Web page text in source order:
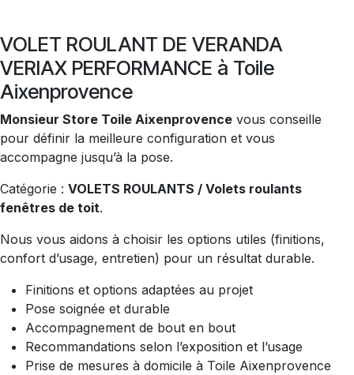
VOLET ROULANT DE VERANDA
VERIAX PERFORMANCE à Toile
Aixenprovence
Monsieur Store Toile Aixenprovence vous conseille
pour définir la meilleure configuration et vous
accompagne jusqu’à la pose.
Catégorie : VOLETS ROULANTS / Volets roulants
fenêtres de toit.
Nous vous aidons à choisir les options utiles (finitions,
confort d’usage, entretien) pour un résultat durable.
Finitions et options adaptées au projet
Pose soignée et durable
Accompagnement de bout en bout
Recommandations selon l’exposition et l’usage
Prise de mesures à domicile à Toile Aixenprovence